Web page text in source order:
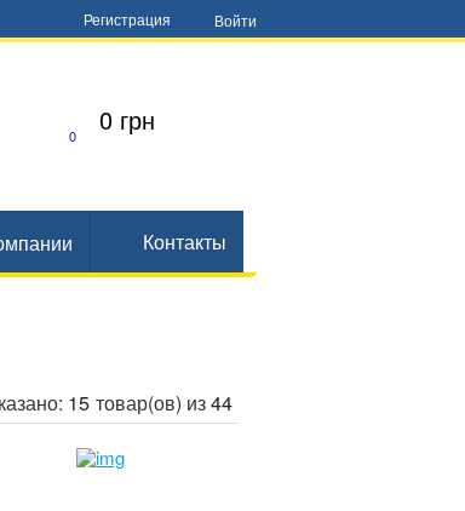
Войти
Регистрация
0 0 грн
Контакты
15 товар(ов) из44